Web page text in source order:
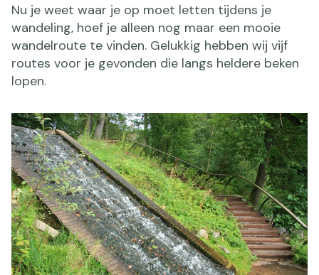
Nu je weet waar je op moet letten tijdens je
wandeling, hoef je alleen nog maar een mooie
wandelroute te vinden. Gelukkig hebben wij vijf
routes voor je gevonden die langs heldere beken
lopen.